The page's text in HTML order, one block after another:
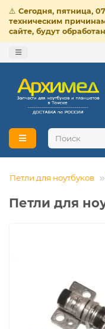
⚠️ Сегодня, пятница,
техническим
сайте, будут
Петли для ноутбуков
Петли для